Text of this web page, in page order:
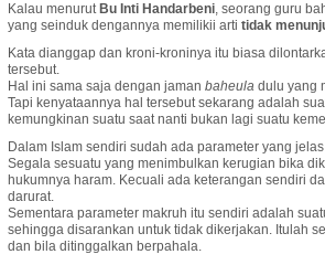
Kalau menurut Bu Inti Handarbeni, seorang guru
yang seinduk dengannya memilikii arti tidak
Kata dianggap dan kroni-kroninya itu biasa
tersebut.
Hal ini sama saja dengan jaman baheula dulu yang
Tapi kenyataannya hal tersebut sekarang adalah
kemungkinan suatu saat nanti bukan lagi suatu
Dalam Islam sendiri sudah ada parameter yang
Segala sesuatu yang menimbulkan kerugian bika
hukumnya haram. Kecuali ada keterangan sendiri
darurat.
Sementara parameter makruh itu sendiri adalah
sehingga disarankan untuk tidak dikerjakan. Itulah
dan bila ditinggalkan berpahala.